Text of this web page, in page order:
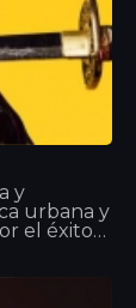
y
urbana y
el éxito